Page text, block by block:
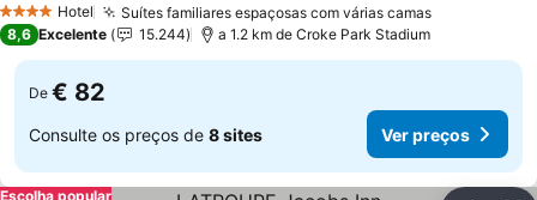
4 EstrelasHotel Suítes familiares espaçosas com várias camasVer preços
8,6 Excelente 15.244 a 1.2 km de Croke Park Stadium
De € 82
Consulte os preços de 8 sites Ver preços
Escolha popular